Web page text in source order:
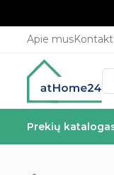
Apie mus
Prekių